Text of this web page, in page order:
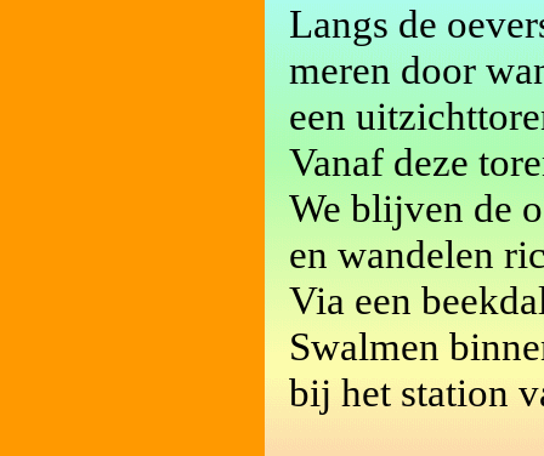
Langs de
meren door
een
Vanaf deze
We blijven de
en wandelen
Via een
Swalmen
bij het station